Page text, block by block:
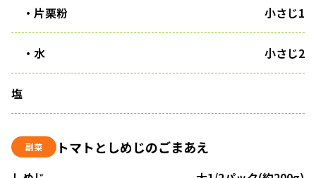
・片栗粉 小さじ1
・水 小さじ2
塩
副菜 トマトとしめじのごまあえ